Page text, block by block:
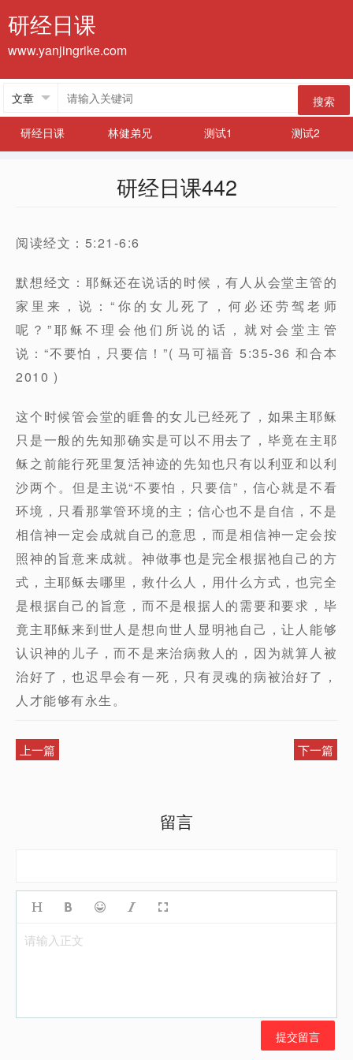
研经日课
www.yanjingrike.com
搜索
研经日课
林健弟兄 测试1 测试2
研经日课442
阅读经文：5:21-6:6
默想经文：耶稣还在说话的时候，有人从会堂主管的
家里来，说：“你的女儿死了，何必还劳驾老师
呢？”耶稣不理会他们所说的话，就对会堂主管
说：“不要怕，只要信！”( 马可福音 5:35-36 和合本
2010 )
这个时候管会堂的睚鲁的女儿已经死了，如果主耶稣
只是一般的先知那确实是可以不用去了，毕竟在主耶
稣之前能行死里复活神迹的先知也只有以利亚和以利
沙两个。但是主说“不要怕，只要信”，信心就是不看
环境，只看那掌管环境的主；信心也不是自信，不是
相信神一定会成就自己的意思，而是相信神一定会按
照神的旨意来成就。神做事也是完全根据祂自己的方
式，主耶稣去哪里，救什么人，用什么方式，也完全
是根据自己的旨意，而不是根据人的需要和要求，毕
竟主耶稣来到世人是想向世人显明祂自己，让人能够
认识神的儿子，而不是来治病救人的，因为就算人被
治好了，也迟早会有一死，只有灵魂的病被治好了，
人才能够有永生。
上一篇 下一篇
留言
请输入正文
提交留言